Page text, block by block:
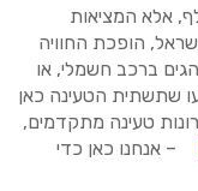
אלא המציאות
הופכת החוויה
ברכב חשמלי, או
שתשתית הטעינה כאן
טעינה מתקדמים,
– אנחנו כאן כדי